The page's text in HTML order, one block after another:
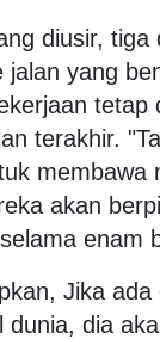
diusir, tiga
jalan yang
tetap
terakhir.
membawa
akan
enam
Jika ada
dunia, dia